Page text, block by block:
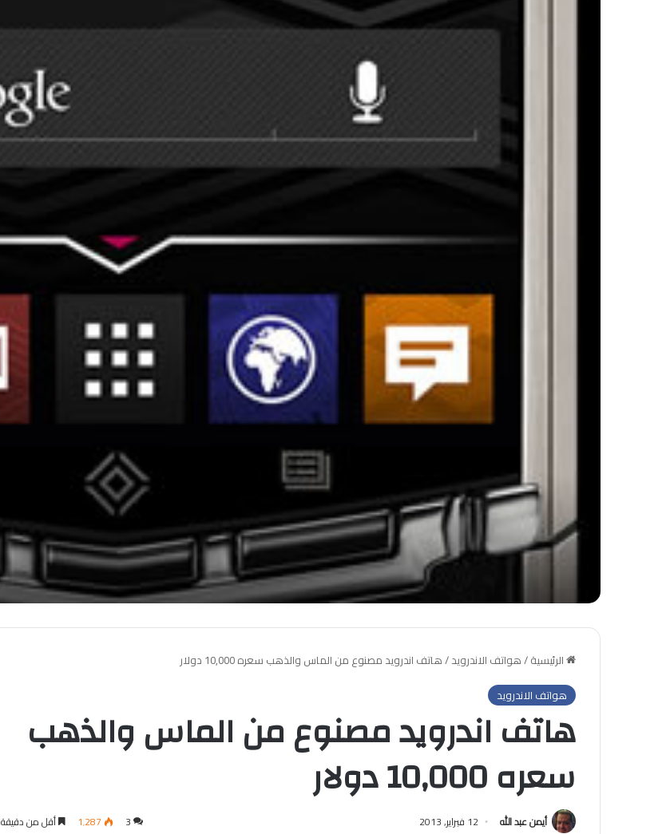
الرئيسية/هواتف الاندرويد/هاتف اندرويد مصنوع من الماس والذهب سعره 10,000 دولار
هواتف الاندرويد
هاتف اندرويد مصنوع من الماس والذهب
سعره 10,000 دولار
أيمن عبد الله 12 فبراير, 2013 3 1٬287 أقل من دقيقة